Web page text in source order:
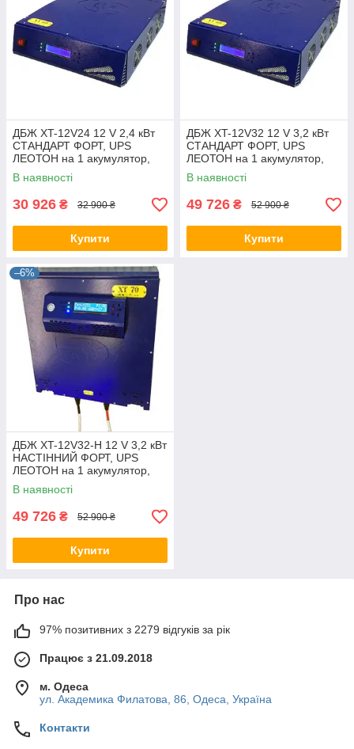
ДБЖ XT-12V24 12 V 2,4 кВт
СТАНДАРТ ФОРТ, UPS
ЛЕОТОН на 1 акумулятор,
джерело безперебійного
живлення ГАЛС-С
В наявності
30 926 ₴ 32 900 ₴
Купити
ДБЖ XT-12V32 12 V 3,2 кВт
СТАНДАРТ ФОРТ, UPS
ЛЕОТОН на 1 акумулятор,
джерело безперебійного
живлення ГАЛС-С
В наявності
49 726 ₴ 52 900 ₴
Купити
–6%
ДБЖ XT-12V32-H 12 V 3,2 кВт
НАСТІННИЙ ФОРТ, UPS
ЛЕОТОН на 1 акумулятор,
джерело безперебійного
живлення ГАЛС-С
В наявності
49 726 ₴ 52 900 ₴
Купити
Про нас
97% позитивних з 2279 відгуків за рік
Працює з 21.09.2018
м. Одеса
ул. Академика Филатова, 86, Одеса, Україна
Контакти